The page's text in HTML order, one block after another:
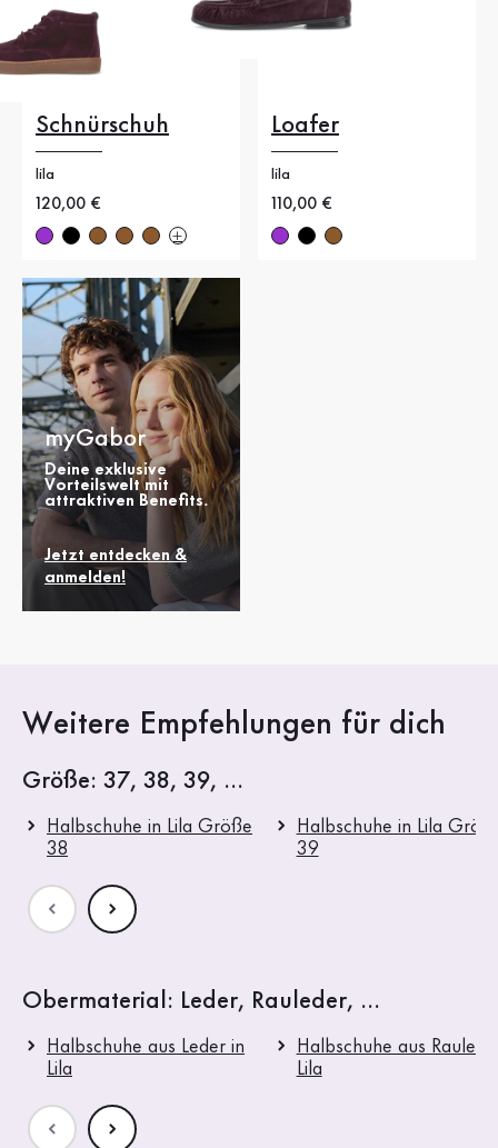
Schnürschuh
lila
Neuer Preis
120,00 €
Loafer
lila
Neuer Preis
110,00 €
myGabor
Deine exklusive
Vorteilswelt mit
attraktiven Benefits.
Jetzt entdecken &
anmelden!
Weitere Empfehlungen für dich
Größe: 37, 38, 39, ...
Halbschuhe in Lila Größe
38
Halbschuhe in Lila
39
Obermaterial: Leder, Rauleder, ...
Halbschuhe aus Leder in
Lila
Halbschuhe aus
Lila